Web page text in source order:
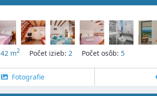
42 m2 Počet izieb: 2 Počet osôb: 5
Fotografie